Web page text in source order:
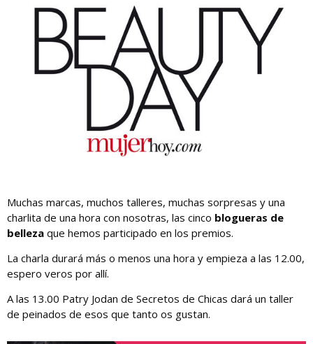
Muchas marcas, muchos talleres, muchas sorpresas y una
charlita de una hora con nosotras, las cinco blogueras de
belleza que hemos participado en los premios.
La charla durará más o menos una hora y empieza a las 12.00,
espero veros por allí.
A las 13.00 Patry Jodan de Secretos de Chicas dará un taller
de peinados de esos que tanto os gustan.